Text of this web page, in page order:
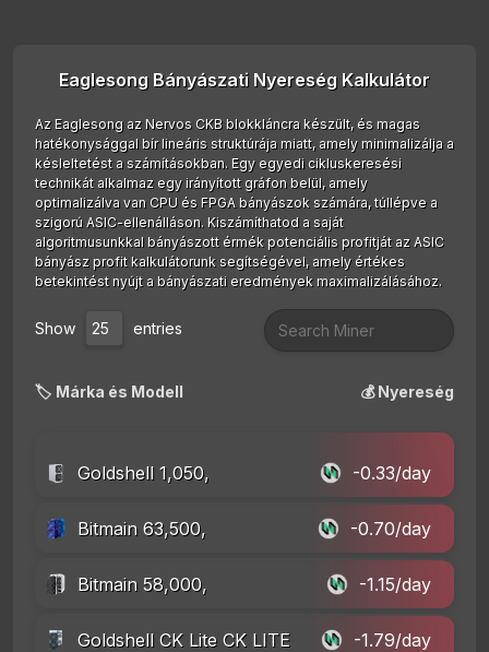
Eaglesong Bányászati Nyereség Kalkulátor
Az Eaglesong az Nervos CKB blokkláncra készült, és magas
hatékonysággal bír lineáris struktúrája miatt, amely minimalizálja a
késleltetést a számításokban. Egy egyedi cikluskeresési
technikát alkalmaz egy irányított gráfon belül, amely
optimalizálva van CPU és FPGA bányászok számára, túllépve a
szigorú ASIC-ellenálláson. Kiszámíthatod a saját
algoritmusunkkal bányászott érmék potenciális profitját az ASIC
bányász profit kalkulátorunk segítségével, amely értékes
betekintést nyújt a bányászati eredmények maximalizálásához.
Show entries
🏷️ Márka és Modell 💰 Nyereség
Goldshell 1,050, -0.33/day
Bitmain 63,500, -0.70/day
Bitmain 58,000, -1.15/day
Goldshell CK Lite CK LITE -1.79/day